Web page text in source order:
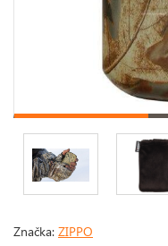
Značka: ZIPPO